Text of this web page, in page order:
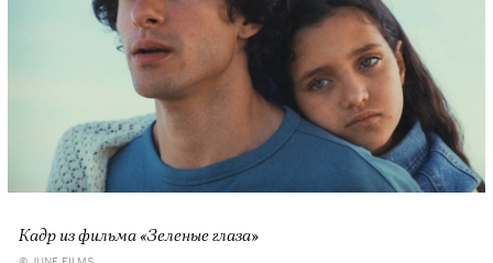
Кадр из фильма «Зеленые глаза»